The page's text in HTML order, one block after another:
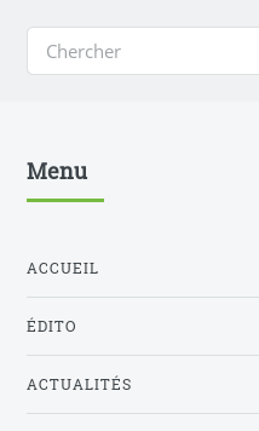
Menu
ACCUEIL
ÉDITO
ACTUALITÉS